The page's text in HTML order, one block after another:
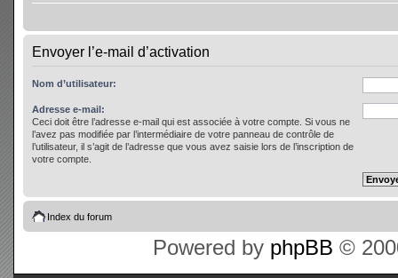
Envoyer l’e-mail d’activation
Nom d’utilisateur:
Adresse e-mail:
Ceci doit être l’adresse e-mail qui est associée à votre compte. Si vous ne
l’avez pas modifiée par l’intermédiaire de votre panneau de contrôle de
l’utilisateur, il s’agit de l’adresse que vous avez saisie lors de l’inscription de
votre compte.
Index du forum
Powered by phpBB ©